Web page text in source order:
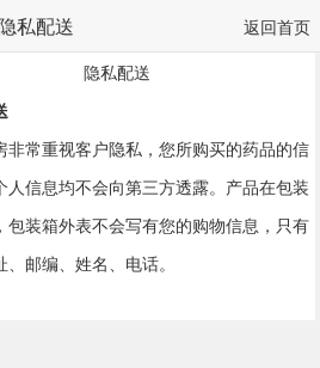
返回首页
私配送
隐私配送
非常重视客户隐私，您所购买的药品的信
人信息均不会向第三方透露。产品在包装
包装箱外表不会写有您的购物信息，只有
、邮编、姓名、电话。